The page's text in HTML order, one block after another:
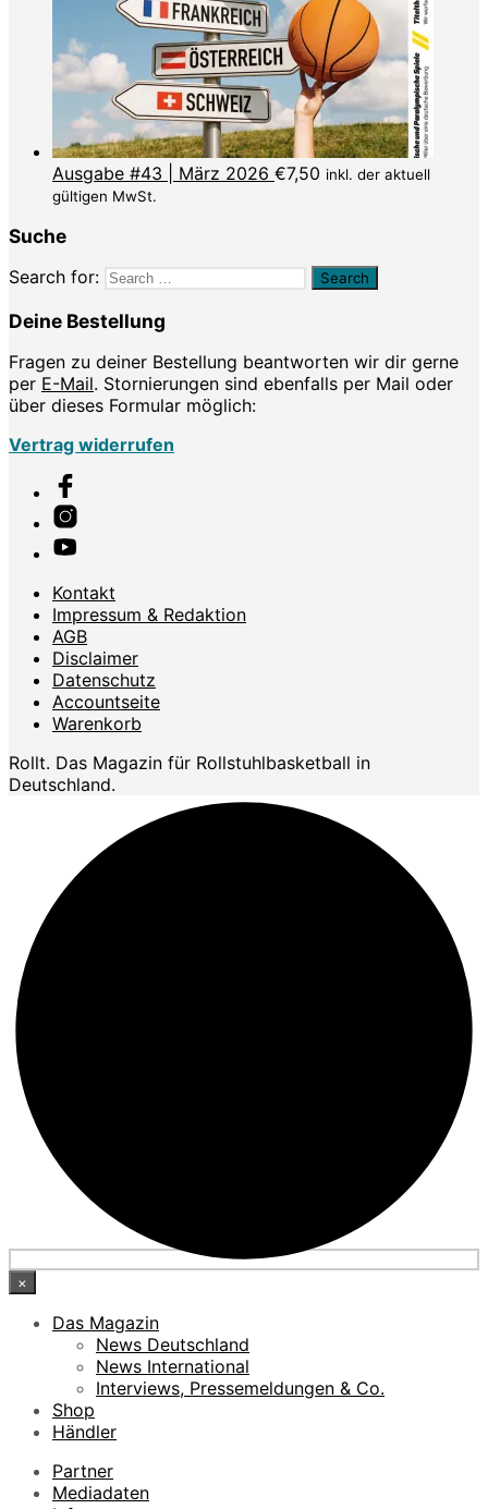
Ausgabe #43 | März 2026 €7,50 inkl. der aktuell
gültigen MwSt.
Suche
Search for:
Deine Bestellung
Fragen zu deiner Bestellung beantworten wir dir gerne
per E-Mail. Stornierungen sind ebenfalls per Mail oder
über dieses Formular möglich:
Vertrag widerrufen
Kontakt
Impressum & Redaktion
AGB
Disclaimer
Datenschutz
Accountseite
Warenkorb
Rollt. Das Magazin für Rollstuhlbasketball in
Deutschland.
×
Das Magazin
News Deutschland
News International
Interviews, Pressemeldungen & Co.
Shop
Händler
Partner
Mediadaten